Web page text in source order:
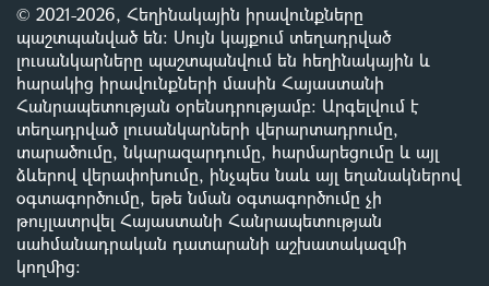
© 2021-2026, Հեղինակային իրավունքները
պաշտպանված են: Սույն կայքում տեղադրված
լուսանկարները պաշտպանվում են հեղինակային և
հարակից իրավունքների մասին Հայաստանի
Հանրապետության օրենսդրությամբ: Արգելվում է
տեղադրված լուսանկարների վերարտադրումը,
տարածումը, նկարազարդումը, հարմարեցումը և այլ
ձևերով վերափոխումը, ինչպես նաև այլ եղանակներով
օգտագործումը, եթե նման օգտագործումը չի
թույլատրվել Հայաստանի Հանրապետության
սահմանադրական դատարանի աշխատակազմի
կողմից: